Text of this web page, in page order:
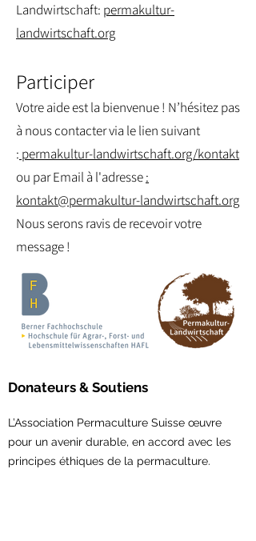
Landwirtschaft: permakultur-
landwirtschaft.org
Participer
Votre aide est la bienvenue ! N’hésitez pas
à nous contacter via le lien suivant
: permakultur-landwirtschaft.org/kontakt
ou par Email à l'adresse:
kontakt@permakultur-landwirtschaft.org
Nous serons ravis de recevoir votre
message !
Donateurs & Soutiens
L’Association Permaculture Suisse œuvre
pour un avenir durable, en accord avec les
principes éthiques de la permaculture.